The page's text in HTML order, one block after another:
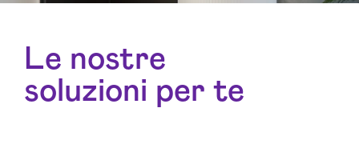
Le nostre
soluzioni per te